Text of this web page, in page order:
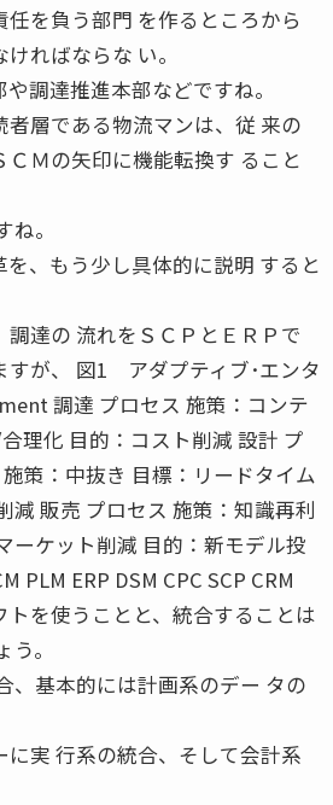
を負う部門 を作るところから
ればならな い。
調達推進本部などですね。
者層である物流マンは、従 来の
Ｍの矢印に機能転換す ること
。
を、もう少し具体的に説明 すると
達の 流れをＳＣＰとＥＲＰで
すが、 図1 アダプティブ･エンタ
調達 プロセス 施策：コンテ
理化 目的：コスト削減 設計 プ
策：中抜き 目標：リードタイム
減 販売 プロセス 施策：知識再利
ーケット削減 目的：新モデル投
PLM ERP DSM CPC SCP CRM
トを使うことと、統合することは
。
、基本的には計画系のデー タの
に実 行系の統合、そして会計系